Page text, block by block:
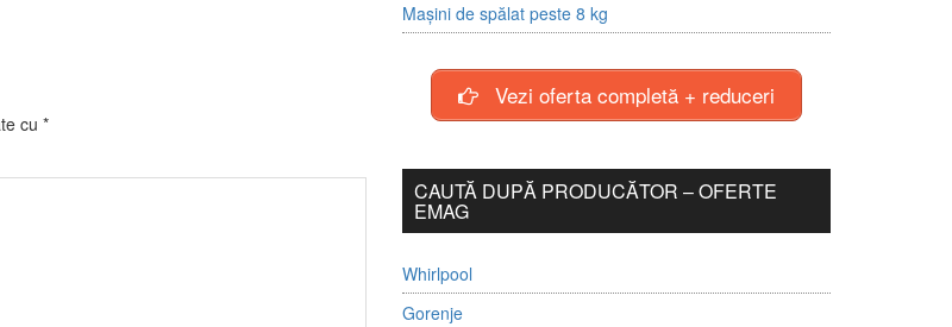
cu *
Mașini de spălat peste 8 kg
Vezi oferta completă + reduceri
CAUTĂ DUPĂ PRODUCĂTOR – OFERTE
EMAG
Whirlpool
Gorenje